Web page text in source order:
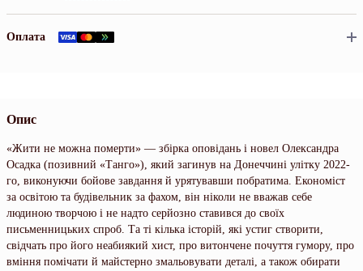
Оплата
Опис
«Жити не можна померти» — збірка оповідань і новел Олександра
Осадка (позивний «Танго»), який загинув на Донеччині улітку 2022-
го, виконуючи бойове завдання й урятувавши побратима. Економіст
за освітою та будівельник за фахом, він ніколи не вважав себе
людиною творчою і не надто серйозно ставився до своїх
письменницьких спроб. Та ті кілька історій, які устиг створити,
свідчать про його неабиякий хист, про витончене почуття гумору, про
вміння помічати й майстерно змальовувати деталі, а також обирати